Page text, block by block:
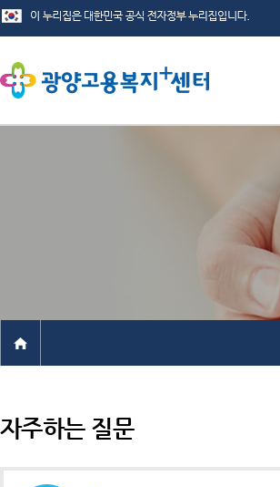
자주하는 질문